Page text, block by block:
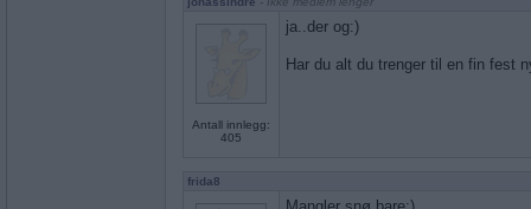
Antall innlegg:
405
ja..der og:)
Har du alt du trenger til en fin fest
frida8